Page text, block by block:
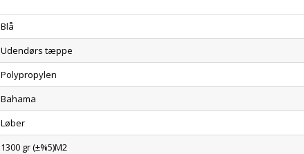
Blå
Udendørs tæppe
Polypropylen
Bahama
Løber
1300 gr (±%5)M2